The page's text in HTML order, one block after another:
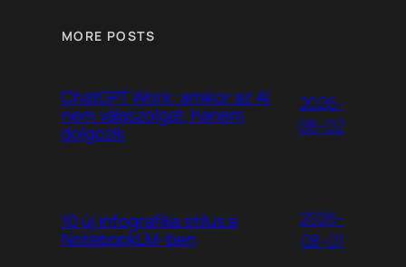
MORE POSTS
ChatGPT Work: amikor az AI
nem válaszolgat, hanem
dolgozik
2026-
08-02
10 új infografika stílus a
NotebookLM-ben
2026-
08-01